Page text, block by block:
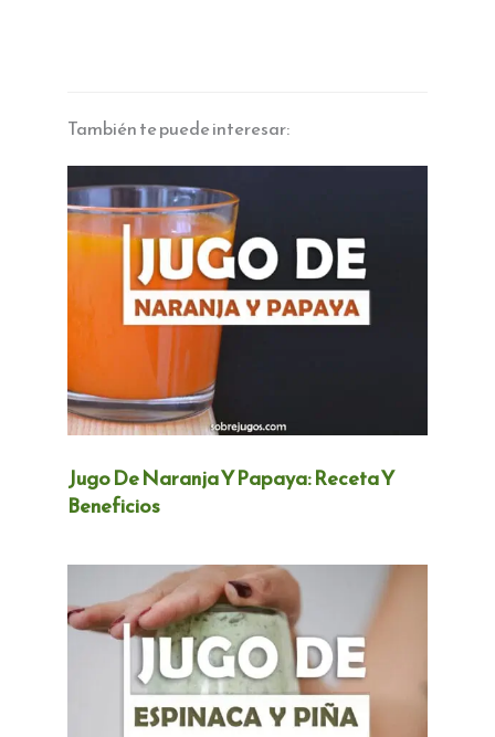
También te puede interesar:
Jugo De Naranja Y Papaya: Receta Y
Beneficios